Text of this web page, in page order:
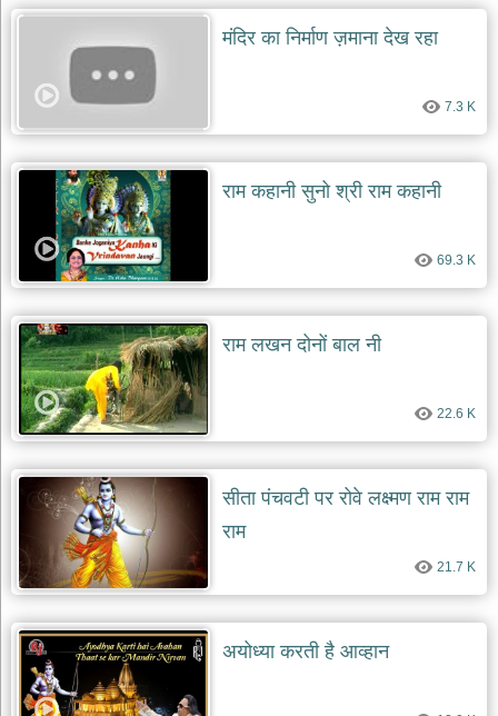
दयाल
dayal
bhajans
शनि
देव
भजन
shani
bhajans
आज
का
भजन
bhajan
of
the
day
भजन
जोड़ें
bhajans
मंदिर का निर्माण ज़माना देख रहा
7.3 K
राम कहानी सुनो श्री राम कहानी
69.3 K
राम लखन दोनों बाल नी
22.6 K
सीता पंचवटी पर रोवे लक्ष्मण राम राम
राम
21.7 K
अयोध्या करती है आव्हान